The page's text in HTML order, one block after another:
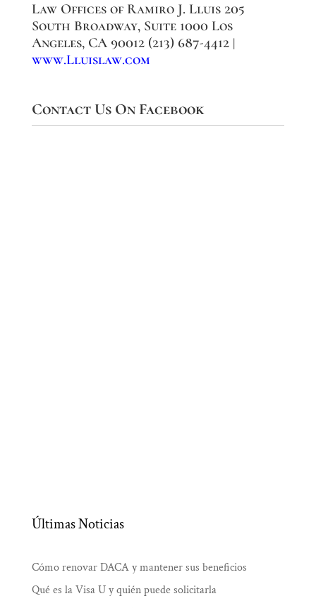
Law Offices of Ramiro J. Lluis 205
South Broadway, Suite 1000 Los
Angeles, CA 90012 (213) 687-4412 |
www.Lluislaw.com
Contact Us On Facebook
Últimas Noticias
Cómo renovar DACA y mantener sus beneficios
Qué es la Visa U y quién puede solicitarla